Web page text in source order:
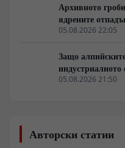
Архивното
ядрените
архитектура
05.08.2026 22:05
Защо
05.08.2026 21:50
Авторски статии